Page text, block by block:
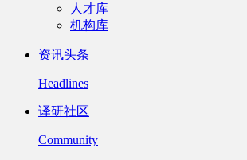
人才库
机构库
资讯头条
Headlines
译研社区
Community